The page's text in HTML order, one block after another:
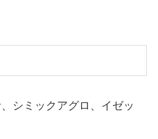
シミックアグロ、イゼッ